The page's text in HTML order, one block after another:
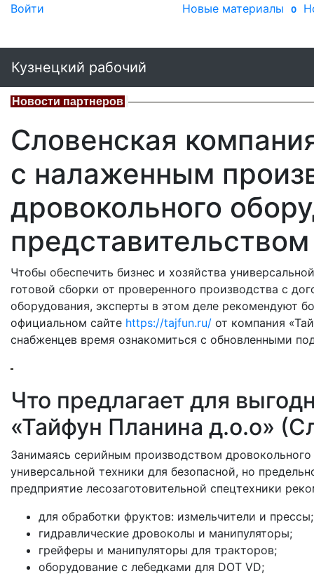
Войти Новые материалы 0
Кузнецкий рабочий
Новости партнеров
Словенская
с налаженным
дровокольного
Чтобы обеспечить бизнес и хозяйства
готовой сборки от проверенного производства с
оборудования, эксперты в этом деле рекомендуют
официальном сайте https://tajfun.ru/ от компания
снабженцев время ознакомиться с обновленными
Что предлагает для
«Тайфун Планина д.о.о»
Занимаясь серийным производством
универсальной техники для безопасной, но
предприятие лесозаготовительной спецтехники
для обработки фруктов: измельчители и прессы;
гидравлические дровоколы и манипуляторы;
грейферы и манипуляторы для тракторов;
оборудование с лебедками для DOT VD;